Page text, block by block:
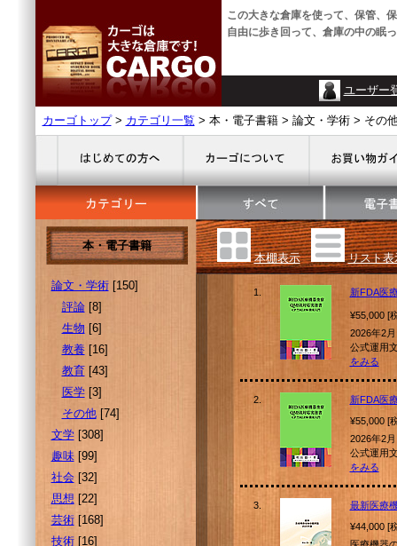
この大きな倉庫を使って、保管、
自由に歩き回って、倉庫の中の眠
ユーザー
カーゴトップ> カテゴリ一覧 > 本・電子書籍 > 論文・学術 > その
本・電子書籍
論文・学術[150]
評論[8]
生物 [6]
教養[16]
教育[43]
医学[3]
その他[74]
文学[308]
趣味[99]
社会[32]
思想 [22]
芸術[168]
技術[16]
本棚表示 リスト表
1. 新FDA医
¥55,000 [
2026年2
公式運用
をみる
2.
新FDA医
¥55,000 [
2026年2
公式運用
をみる
3.
最新医療
¥44,000 [